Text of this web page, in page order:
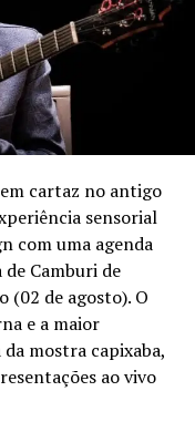
Legado”
agosto pelo
(meia-entrada)
(meia-entrada)
cartaz no antigo
sensorial
com uma agenda
Camburi de
(02 de agosto). O
e a maior
mostra capixaba,
ao vivo